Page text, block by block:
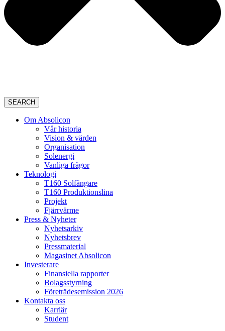
SEARCH
Om Absolicon
Vår historia
Vision & värden
Organisation
Solenergi
Vanliga frågor
Teknologi
T160 Solfångare
T160 Produktionslina
Projekt
Fjärrvärme
Press & Nyheter
Nyhetsarkiv
Nyhetsbrev
Pressmaterial
Magasinet Absolicon
Investerare
Finansiella rapporter
Bolagsstyrning
Företrädesemission 2026
Kontakta oss
Karriär
Student